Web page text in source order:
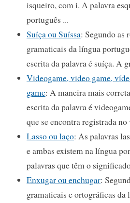
isqueiro, com i. A palavra
português ...
Suíça ou Suíssa: Segundo as
gramaticais da língua
escrita da palavra é suíça. A
Videogame, video game,
game: A maneira mais
escrita da palavra é
que se encontra registrada
Lasso ou laço: As palavras
e ambas existem na língua
palavras que têm o
Enxugar ou enchugar:
gramaticais e ortográficas da